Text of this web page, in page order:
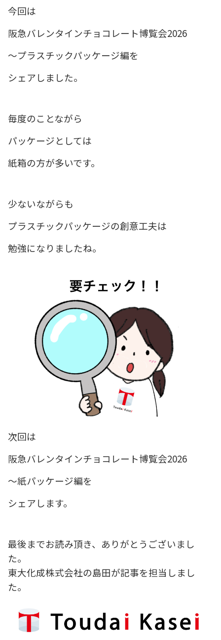
今回は
阪急バレンタインチョコレート博覧会2026
～プラスチックパッケージ編を
シェアしました。
毎度のことながら
パッケージとしては
紙箱の方が多いです。
少ないながらも
プラスチックパッケージの創意工夫は
勉強になりましたね。
次回は
阪急バレンタインチョコレート博覧会2026
～紙パッケージ編を
シェアします。
最後までお読み頂き、ありがとうございまし
た。
東大化成株式会社の島田が記事を担当しまし
た。